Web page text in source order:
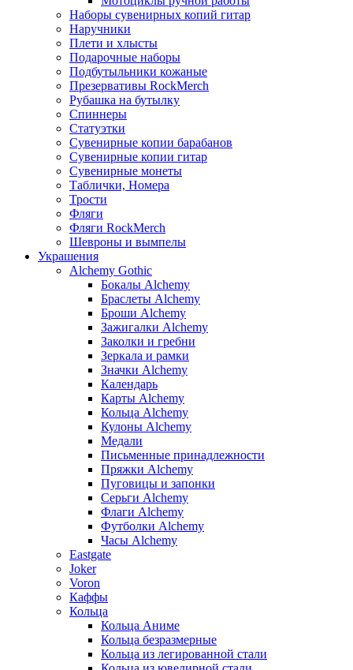
Наборы сувенирных копий гитар
Наручники
Плети и хлысты
Подарочные наборы
Подбутыльники кожаные
Презервативы RockMerch
Рубашка на бутылку
Спиннеры
Статуэтки
Сувенирные копии барабанов
Сувенирные копии гитар
Сувенирные монеты
Таблички, Номера
Трости
Фляги
Фляги RockMerch
Шевроны и вымпелы
Украшения
Alchemy Gothic
Бокалы Alchemy
Браслеты Alchemy
Броши Alchemy
Зажигалки Alchemy
Заколки и гребни
Зеркала и рамки
Значки Alchemy
Календарь
Карты Alchemy
Кольца Alchemy
Кулоны Alchemy
Медали
Письменные принадлежности
Пряжки Alchemy
Пуговицы и запонки
Серьги Alchemy
Флаги Alchemy
Футболки Alchemy
Часы Alchemy
Eastgate
Joker
Voron
Каффы
Кольца
Кольца Аниме
Кольца безразмерные
Кольца из легированной стали